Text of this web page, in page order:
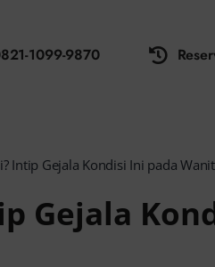
1099-9870
Intip Gejala Kondisi Ini pada
Gejala